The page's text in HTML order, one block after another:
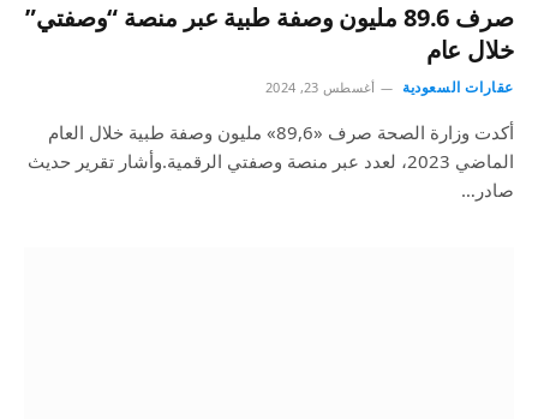
صرف 89.6 مليون وصفة طبية عبر منصة “وصفتي”
خلال عام
عقارات السعودية أغسطس 23, 2024
أكدت وزارة الصحة صرف «89,6» مليون وصفة طبية خلال العام
الماضي 2023، لعدد عبر منصة وصفتي الرقمية.وأشار تقرير حديث
صادر…